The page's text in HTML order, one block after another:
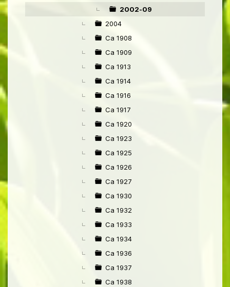
2002-09
2004
Ca 1908
Ca 1909
Ca 1913
Ca 1914
Ca 1916
Ca 1917
Ca 1920
Ca 1923
Ca 1925
Ca 1926
Ca 1927
Ca 1930
Ca 1932
Ca 1933
Ca 1934
Ca 1936
Ca 1937
Ca 1938